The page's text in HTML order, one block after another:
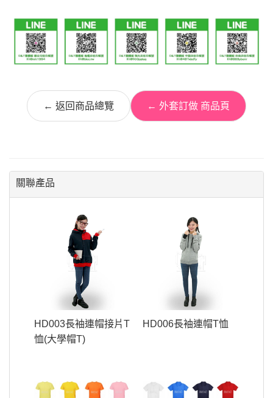
← 返回商品總覽 ← 外套訂做 商品頁
關聯產品
HD003長袖連帽接片T
恤(大學帽T)
HD006長袖連帽T恤